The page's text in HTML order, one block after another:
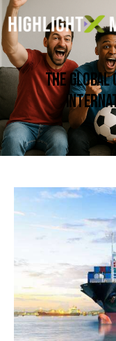
THE GLOBAL